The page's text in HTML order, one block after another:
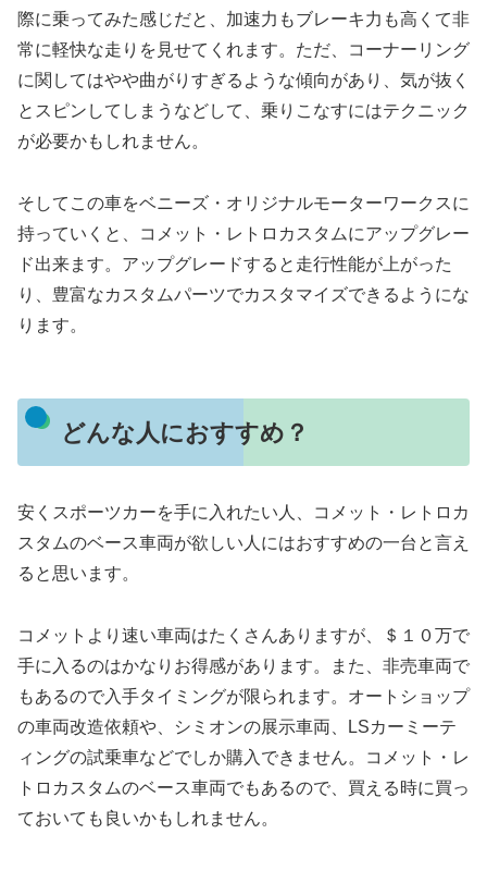
際に乗ってみた感じだと、加速力もブレーキ力も高くて非
常に軽快な走りを見せてくれます。ただ、コーナーリング
に関してはやや曲がりすぎるような傾向があり、気が抜く
とスピンしてしまうなどして、乗りこなすにはテクニック
が必要かもしれません。
そしてこの車をベニーズ・オリジナルモーターワークスに
持っていくと、コメット・レトロカスタムにアップグレー
ド出来ます。アップグレードすると走行性能が上がった
り、豊富なカスタムパーツでカスタマイズできるようにな
ります。
どんな人におすすめ？
安くスポーツカーを手に入れたい人、コメット・レトロカ
スタムのベース車両が欲しい人にはおすすめの一台と言え
ると思います。
コメットより速い車両はたくさんありますが、＄１０万で
手に入るのはかなりお得感があります。また、非売車両で
もあるので入手タイミングが限られます。オートショップ
の車両改造依頼や、シミオンの展示車両、LSカーミーテ
ィングの試乗車などでしか購入できません。コメット・レ
トロカスタムのベース車両でもあるので、買える時に買っ
ておいても良いかもしれません。